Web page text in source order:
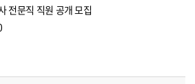
전문직 직원 공개 모집